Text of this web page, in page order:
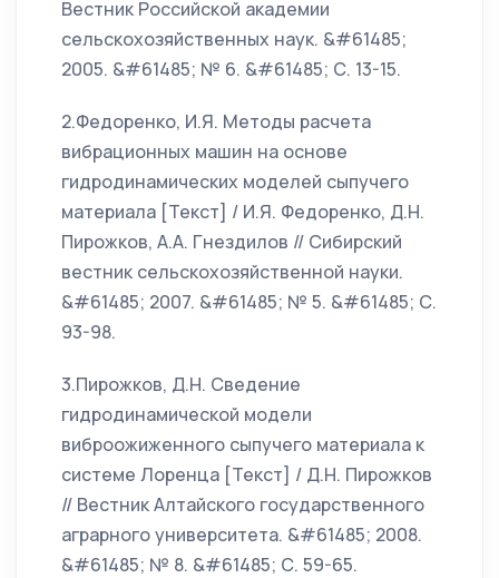
Вестник Российской академии
сельскохозяйственных наук. &#61485;
2005. &#61485; № 6. &#61485; С. 13-15.
2.Федоренко, И.Я. Методы расчета
вибрационных машин на основе
гидродинамических моделей сыпучего
материала [Текст] / И.Я. Федоренко, Д.Н.
Пирожков, А.А. Гнездилов // Сибирский
вестник сельскохозяйственной науки.
&#61485; 2007. &#61485; № 5. &#61485; С.
93-98.
3.Пирожков, Д.Н. Сведение
гидродинамической модели
виброожиженного сыпучего материала к
системе Лоренца [Текст] / Д.Н. Пирожков
// Вестник Алтайского государственного
аграрного университета. &#61485; 2008.
&#61485; № 8. &#61485; С. 59-65.